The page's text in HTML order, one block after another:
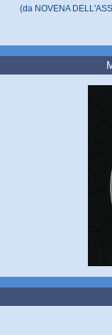
(da NOVENA